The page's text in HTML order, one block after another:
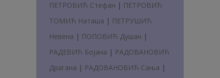
ПЕТРОВИЋ Стефан | ПЕТРОВИЋ
ТОМИЋ Наташа | ПЕТРУШИЋ
Невена | ПОПОВИЋ Душан |
РАДЕВИЋ Бојана | РАДОВАНОВИЋ
Драгана | РАДОВАНОВИЋ Сања |